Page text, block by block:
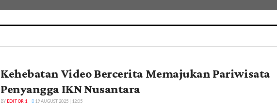
Kehebatan Video Bercerita Memajukan Pariwisata
Penyangga IKN Nusantara
BYEDITOR 1 19 AUGUST 2025 | 12:05